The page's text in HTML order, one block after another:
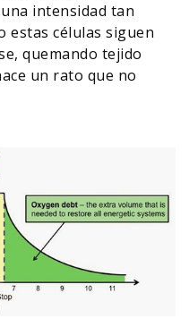
intensidad tan
estas células siguen
quemando tejido
un rato que no